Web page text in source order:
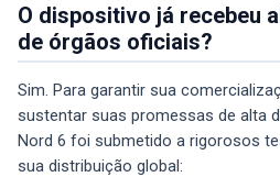
O dispositivo já recebeu
de órgãos oficiais?
Sim. Para garantir sua
sustentar suas promessas de alta
Nord 6 foi submetido a rigorosos
sua distribuição global: